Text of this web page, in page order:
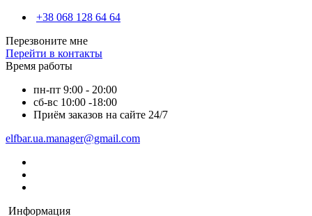
+38 068 128 64 64
Перезвоните мне
Перейти в контакты
Время работы
пн-пт 9:00 - 20:00
сб-вс 10:00 -18:00
Приём заказов на сайте 24/7
elfbar.ua.manager@gmail.com
Информация